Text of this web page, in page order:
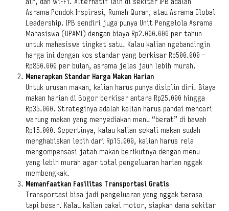
Asrama Pondok Inspirasi, Rumah Quran, atau Asrama Global
Leadership. IPB sendiri juga punya Unit Pengelola Asrama
Mahasiswa (UPAMI) dengan biaya Rp2.000.000 per tahun
untuk mahasiswa tingkat satu. Kalau kalian ngebandingin
harga ini dengan kos standar yang berkisar Rp500.000 –
Rp850.000 per bulan, asrama jelas jauh lebih murah.
Menerapkan Standar Harga Makan Harian
Untuk urusan makan, kalian harus punya disiplin diri. Biaya
makan harian di Bogor berkisar antara Rp25.000 hingga
Rp35.000. Strateginya adalah kalian harus pandai mencari
warung makan yang menyediakan menu “berat” di bawah
Rp15.000. Sepertinya, kalau kalian sekali makan sudah
menghabiskan lebih dari Rp15.000, kalian harus rela
mengompensasi jatah makan berikutnya dengan menu
yang lebih murah agar total pengeluaran harian nggak
membengkak.
Memanfaatkan Fasilitas Transportasi Gratis
Transportasi bisa jadi pengeluaran yang nggak terasa
tapi besar. Kalau kalian pakai motor, siapkan dana sekitar